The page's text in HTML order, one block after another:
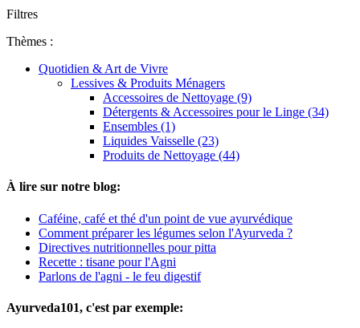
Filtres
Thèmes :
Quotidien & Art de Vivre
Lessives & Produits Ménagers
Accessoires de Nettoyage (9)
Détergents & Accessoires pour le Linge (34)
Ensembles (1)
Liquides Vaisselle (23)
Produits de Nettoyage (44)
À lire sur notre blog:
Caféine, café et thé d'un point de vue ayurvédique
Comment préparer les légumes selon l'Ayurveda ?
Directives nutritionnelles pour pitta
Recette : tisane pour l'Agni
Parlons de l'agni - le feu digestif
Ayurveda101, c'est par exemple: